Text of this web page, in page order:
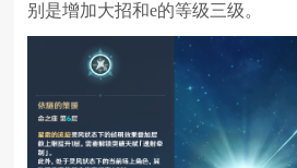
别是增加大招和e的等级三级。